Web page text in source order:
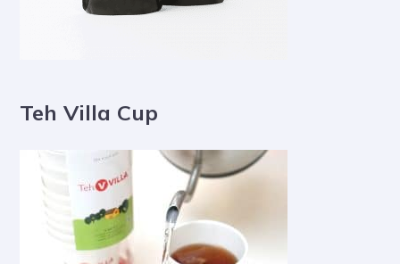
Teh Villa Cup